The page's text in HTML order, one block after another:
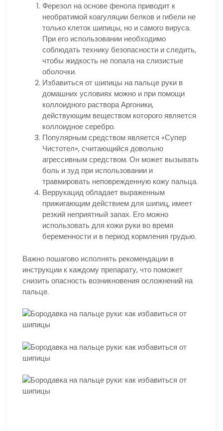
Ферезол на основе фенола приводит к
необратимой коагуляции белков и гибели не
только клеток шипицы, но и самого вируса.
При его использовании необходимо
соблюдать технику безопасности и следить,
чтобы жидкость не попала на слизистые
оболочки.
Избавиться от шипицы на пальце руки в
домашних условиях можно и при помощи
коллоидного раствора Аргоники,
действующим веществом которого является
коллоидное серебро.
Популярным средством является «Супер
Чистотел», считающийся довольно
агрессивным средством. Он может вызывать
боль и зуд при использовании и
травмировать неповрежденную кожу пальца.
Веррукацид обладает выраженным
прижигающим действием для шипиц, имеет
резкий неприятный запах. Его можно
использовать для кожи руки во время
беременности и в период кормления грудью.
Важно пошагово исполнять рекомендации в
инструкции к каждому препарату, что поможет
снизить опасность возникновения осложнений на
пальце.